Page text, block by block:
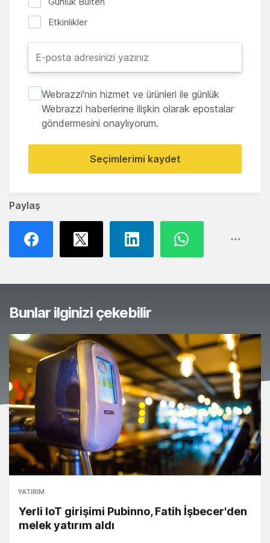
Paylaş
Etkinlikler
Webrazzi'nin hizmet ve ürünleri ile günlük
Webrazzi haberlerine ilişkin olarak epostalar
göndermesini onaylıyorum.
Seçimlerimi kaydet
Bunlar ilginizi çekebilir
YATIRIM
Yerli IoT girişimi Pubinno, Fatih İşbecer'den
melek yatırım aldı